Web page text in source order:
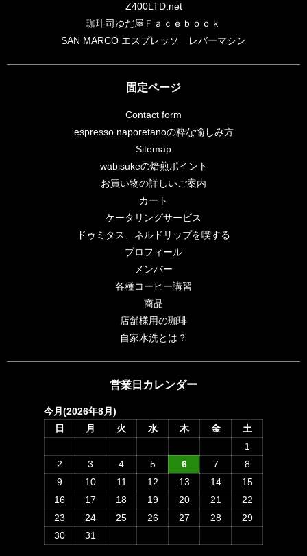
Z400LTD.net
珈琲司ゆだ屋Ｆａｃｅｂｏｏｋ
SAN MARCO エスプレッソ レバーマシン
固定ページ
Contact form
espresso naporetanoの粋な愉しみ方
Sitemap
wabisukeの焙煎ポイント
お買い物の詳しいご案内
カート
ケータリングサービス
ドゥミタス、ネルドリップを喫する
プロフィール
メンバー
各種コーヒー講習
商品
店舗様用の珈琲
自家水洗とは？
営業日カレンダー
今月(2026年8月)
日
月 火 水 木 金
土
1
2
3 4 5 6 7
8
9
10 11 12 13 14
15
16
17 18 19 20 21
22
23
24 25 26 27 28
29
30
31